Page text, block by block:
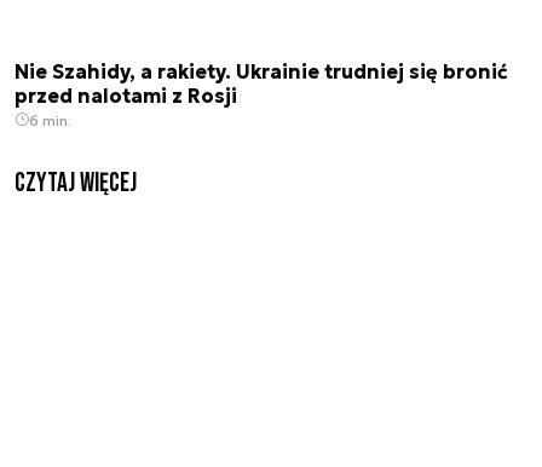
Nie Szahidy, a rakiety. Ukrainie trudniej się bronić
przed nalotami z Rosji
6 min.
czytaj więcej